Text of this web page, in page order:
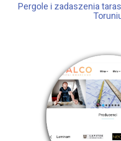
Pergole i zadaszenia